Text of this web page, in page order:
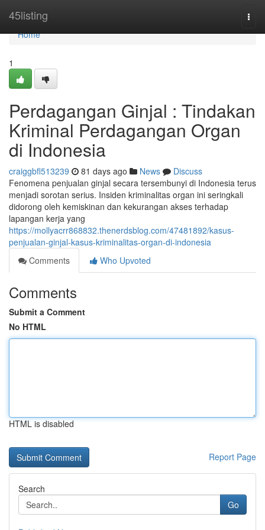
45listing
Home
Home
1
Perdagangan Ginjal : Tindakan
Kriminal Perdagangan Organ
di Indonesia
craiggbfl513239 81 days ago News
Discuss
Fenomena penjualan ginjal secara tersembunyi di Indonesia terus
menjadi sorotan serius. Insiden kriminalitas organ ini seringkali
didorong oleh kemiskinan dan kekurangan akses terhadap
lapangan kerja yang
https://mollyacrr868832.thenerdsblog.com/47481892/kasus-
penjualan-ginjal-kasus-kriminalitas-organ-di-indonesia
Comments
Who Upvoted
Comments
Submit a Comment
No HTML
HTML is disabled
Report Page
Search
Go